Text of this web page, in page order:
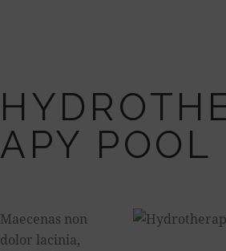
APY POOL
Maecenas non
dolor lacinia,